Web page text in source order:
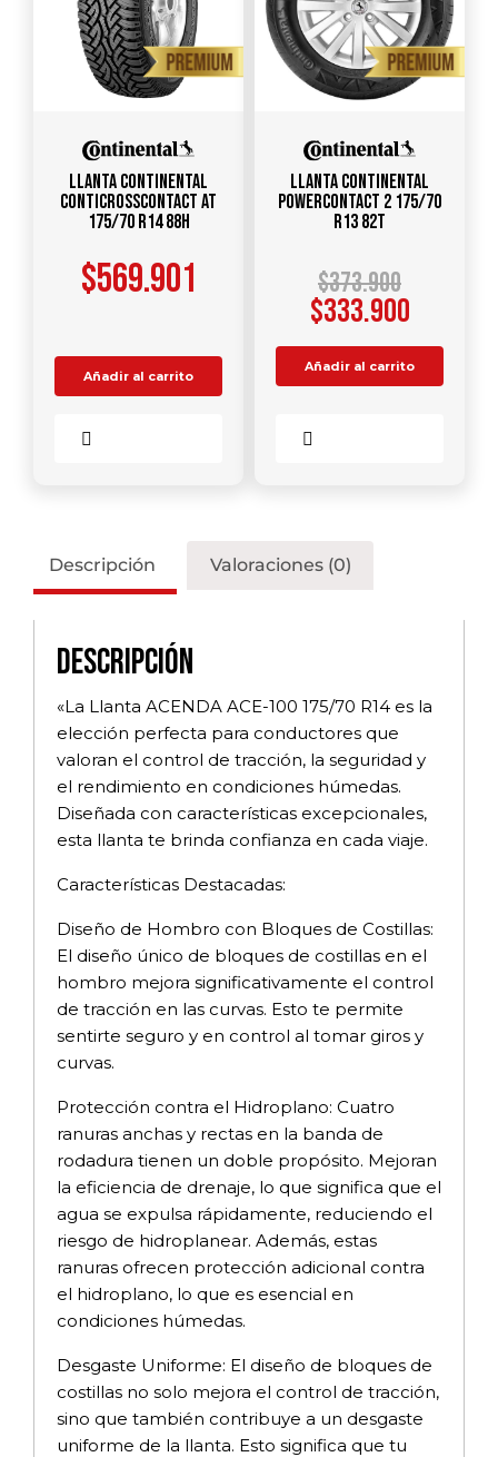
Llanta CONTINENTAL
ContiCrossContact AT
175/70 R14 88H
$569.901
Añadir al carrito
Llanta CONTINENTAL
PowerContact 2 175/70
R13 82T
$373.900
$333.900
Añadir al carrito
Descripción Valoraciones (0)
Descripción
«La Llanta ACENDA ACE-100 175/70 R14 es la
elección perfecta para conductores que
valoran el control de tracción, la seguridad y
el rendimiento en condiciones húmedas.
Diseñada con características excepcionales,
esta llanta te brinda confianza en cada viaje.
Características Destacadas:
Diseño de Hombro con Bloques de Costillas:
El diseño único de bloques de costillas en el
hombro mejora significativamente el control
de tracción en las curvas. Esto te permite
sentirte seguro y en control al tomar giros y
curvas.
Protección contra el Hidroplano: Cuatro
ranuras anchas y rectas en la banda de
rodadura tienen un doble propósito. Mejoran
la eficiencia de drenaje, lo que significa que el
agua se expulsa rápidamente, reduciendo el
riesgo de hidroplanear. Además, estas
ranuras ofrecen protección adicional contra
el hidroplano, lo que es esencial en
condiciones húmedas.
Desgaste Uniforme: El diseño de bloques de
costillas no solo mejora el control de tracción,
sino que también contribuye a un desgaste
uniforme de la llanta. Esto significa que tu